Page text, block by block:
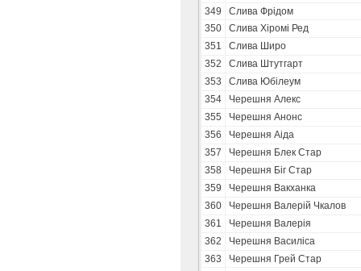
349
Слива Фрідом
350
Слива Хіромі Ред
351
Слива Широ
352
Слива Штутгарт
353
Слива Юбілеум
354
Черешня Алекс
355
Черешня Анонс
356
Черешня Аіда
357
Черешня Блек Стар
358
Черешня Біг Стар
359
Черешня Вакханка
360
Черешня Валерій Чкалов
361
Черешня Валерія
362
Черешня Василіса
363
Черешня Грей Стар